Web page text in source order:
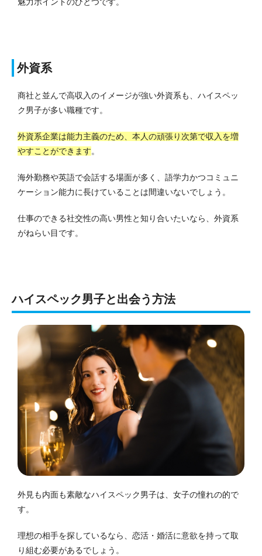
外資系
商社と並んで高収入のイメージが強い外資系も、ハイスペッ
ク男子が多い職種です。
外資系企業は能力主義のため、本人の頑張り次第で収入を増
やすことができます。
海外勤務や英語で会話する場面が多く、語学力かつコミュニ
ケーション能力に長けていることは間違いないでしょう。
仕事のできる社交性の高い男性と知り合いたいなら、外資系
がねらい目です。
ハイスペック男子と出会う方法
外見も内面も素敵なハイスペック男子は、女子の憧れの的で
す。
理想の相手を探しているなら、恋活・婚活に意欲を持って取
り組む必要があるでしょう。